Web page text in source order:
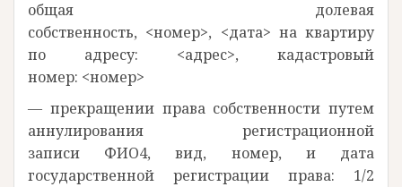
общая долевая
собственность, <номер>, <дата> на квартиру
по адресу: <адрес>, кадастровый
номер: <номер>
— прекращении права собственности путем
аннулирования регистрационной
записи ФИО4, вид, номер, и дата
государственной регистрации права: 1/2